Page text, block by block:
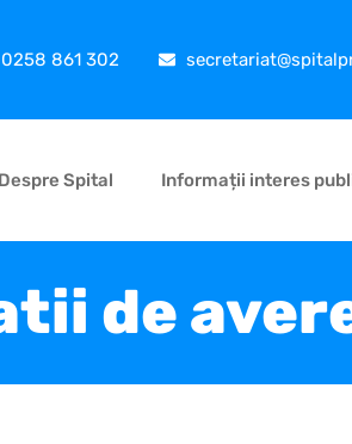
0258 861 302
Despre Spital Informații interes
de